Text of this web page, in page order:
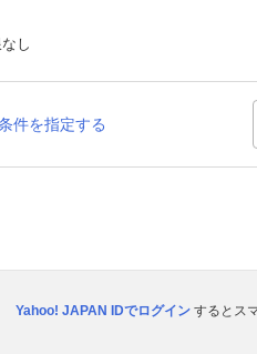
し
件を指定する
Yahoo! JAPAN IDでログインするとス